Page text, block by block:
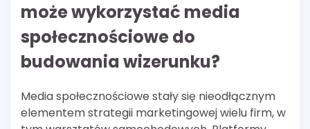
może wykorzystać media
społecznościowe do
budowania wizerunku?
Media społecznościowe stały się nieodłącznym
elementem strategii marketingowej wielu firm, w